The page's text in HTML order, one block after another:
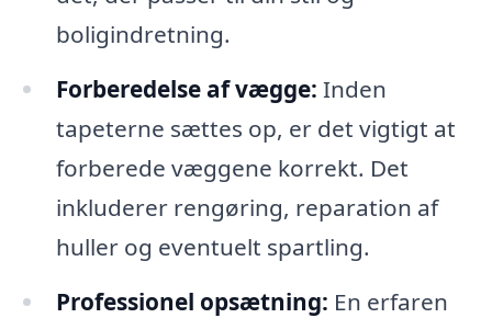
boligindretning.
Forberedelse af vægge: Inden
tapeterne sættes op, er det vigtigt at
forberede væggene korrekt. Det
inkluderer rengøring, reparation af
huller og eventuelt spartling.
Professionel opsætning: En erfaren